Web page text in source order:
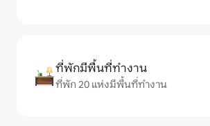
ที่พักมีพื้นที่ทำงาน
ที่พัก 20 แห่งมีพื้นที่ทำงาน